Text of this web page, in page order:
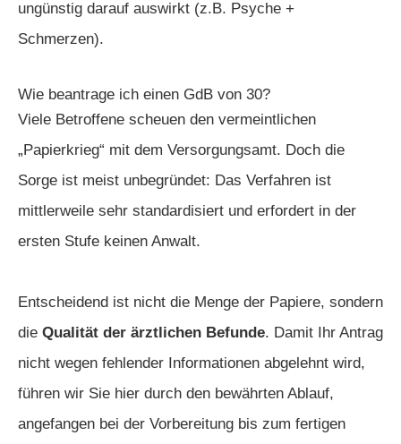
ungünstig darauf auswirkt (z.B. Psyche +
Schmerzen).
Wie beantrage ich einen GdB von 30?
Viele Betroffene scheuen den vermeintlichen
„Papierkrieg“ mit dem Versorgungsamt. Doch die
Sorge ist meist unbegründet: Das Verfahren ist
mittlerweile sehr standardisiert und erfordert in der
ersten Stufe keinen Anwalt.
Entscheidend ist nicht die Menge der Papiere, sondern
die Qualität der ärztlichen Befunde. Damit Ihr Antrag
nicht wegen fehlender Informationen abgelehnt wird,
führen wir Sie hier durch den bewährten Ablauf,
angefangen bei der Vorbereitung bis zum fertigen